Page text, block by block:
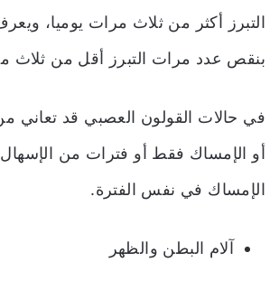
التبرز أكثر من ثلاث مرات يوميا،
بنقص عدد مرات التبرز أقل من ثلاث
في حالات القولون العصبي قد تعاني
أو الإمساك فقط أو فترات من
الإمساك في نفس الفترة.
آلام البطن والظهر